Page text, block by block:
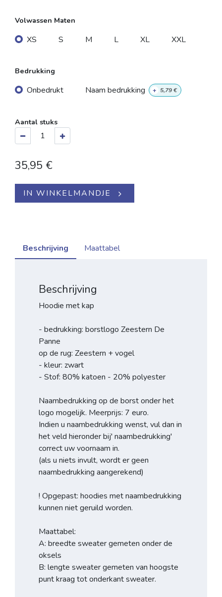
Volwassen Maten
XS S M L XL XXL
Bedrukking
Onbedrukt Naam bedrukking + 5,79€
Aantal stuks
35,95 €
IN WINKELMANDJE
Beschrijving Maattabel
Beschrijving
Hoodie met kap
- bedrukking: borstlogo Zeestern De
Panne
op de rug: Zeestern + vogel
- kleur: zwart
- Stof: 80% katoen - 20% polyester
Naambedrukking op de borst onder het
logo mogelijk. Meerprijs: 7 euro.
Indien u naambedrukking wenst, vul dan in
het veld hieronder bij' naambedrukking'
correct uw voornaam in.
(als u niets invult, wordt er geen
naambedrukking aangerekend)
! Opgepast: hoodies met naambedrukking
kunnen niet geruild worden.
Maattabel:
A: breedte sweater gemeten onder de
oksels
B: lengte sweater gemeten van hoogste
punt kraag tot onderkant sweater.